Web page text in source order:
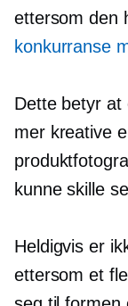
ettersom den
konkurranse
Dette betyr
mer kreative
kunne skille
Heldigvis er
ettersom et